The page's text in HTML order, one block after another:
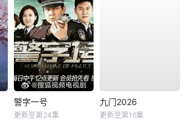
警字一号
更新至第24集
九门2026
更新至第16集